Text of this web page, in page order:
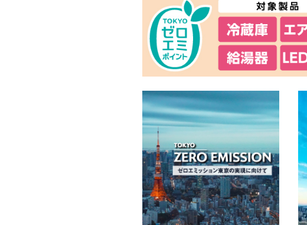
2026年7月31日
NEW 環境局
「TOKYOクリーンアップアク
らせ
2026年7月29日
NEW 環境局
サーキュラーエコノミーの実
選定結果
NEW 環境局
リチウムイオン電池火災対策
2026年7月28日